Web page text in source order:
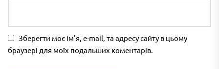
Зберегти моє ім'я, e-mail, та адресу сайту в цьому
браузері для моїх подальших коментарів.